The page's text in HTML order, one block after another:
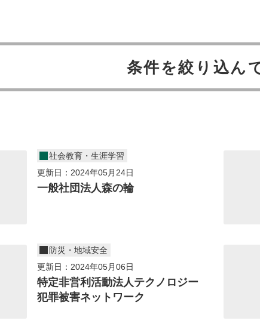
条件を絞り込ん
社会教育・生涯学習
更新日：2024年05月24日
一般社団法人森の輪
防災・地域安全
更新日：2024年05月06日
特定非営利活動法人テクノロジー
犯罪被害ネットワーク